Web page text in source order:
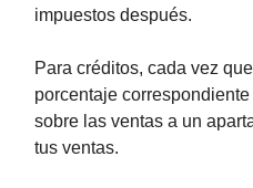
impuestos después.
Para créditos, cada vez
porcentaje
sobre las ventas a un
tus ventas.